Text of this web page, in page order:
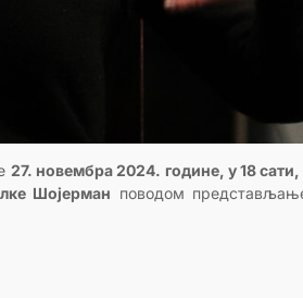
27. новембра 2024. године, у 18 сати,
Шојерман поводом